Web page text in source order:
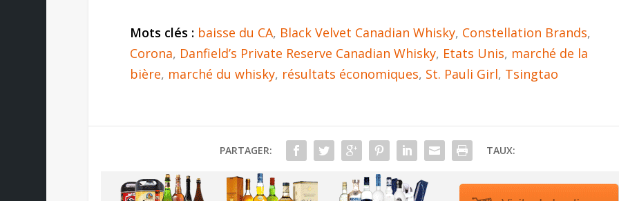
Mots clés : baisse du CA, Black Velvet Canadian Whisky, Constellation Brands,
Corona, Danfield’s Private Reserve Canadian Whisky, Etats Unis, marché de la
bière, marché du whisky, résultats économiques, St. Pauli Girl, Tsingtao
PARTAGER: TAUX: